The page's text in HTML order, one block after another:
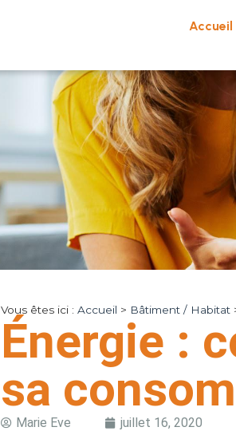
Accueil
Vous êtes ici : Accueil > Bâtiment / Habitat
Énergie :
sa
Marie Eve
juillet 16, 2020